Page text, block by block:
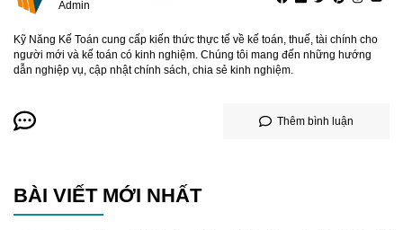
Admin
Kỹ Năng Kế Toán cung cấp kiến thức thực tế về kế toán, thuế, tài chính cho
người mới và kế toán có kinh nghiệm. Chúng tôi mang đến những hướng
dẫn nghiệp vụ, cập nhật chính sách, chia sẻ kinh nghiệm.
Thêm bình luận
BÀI VIẾT MỚI NHẤT